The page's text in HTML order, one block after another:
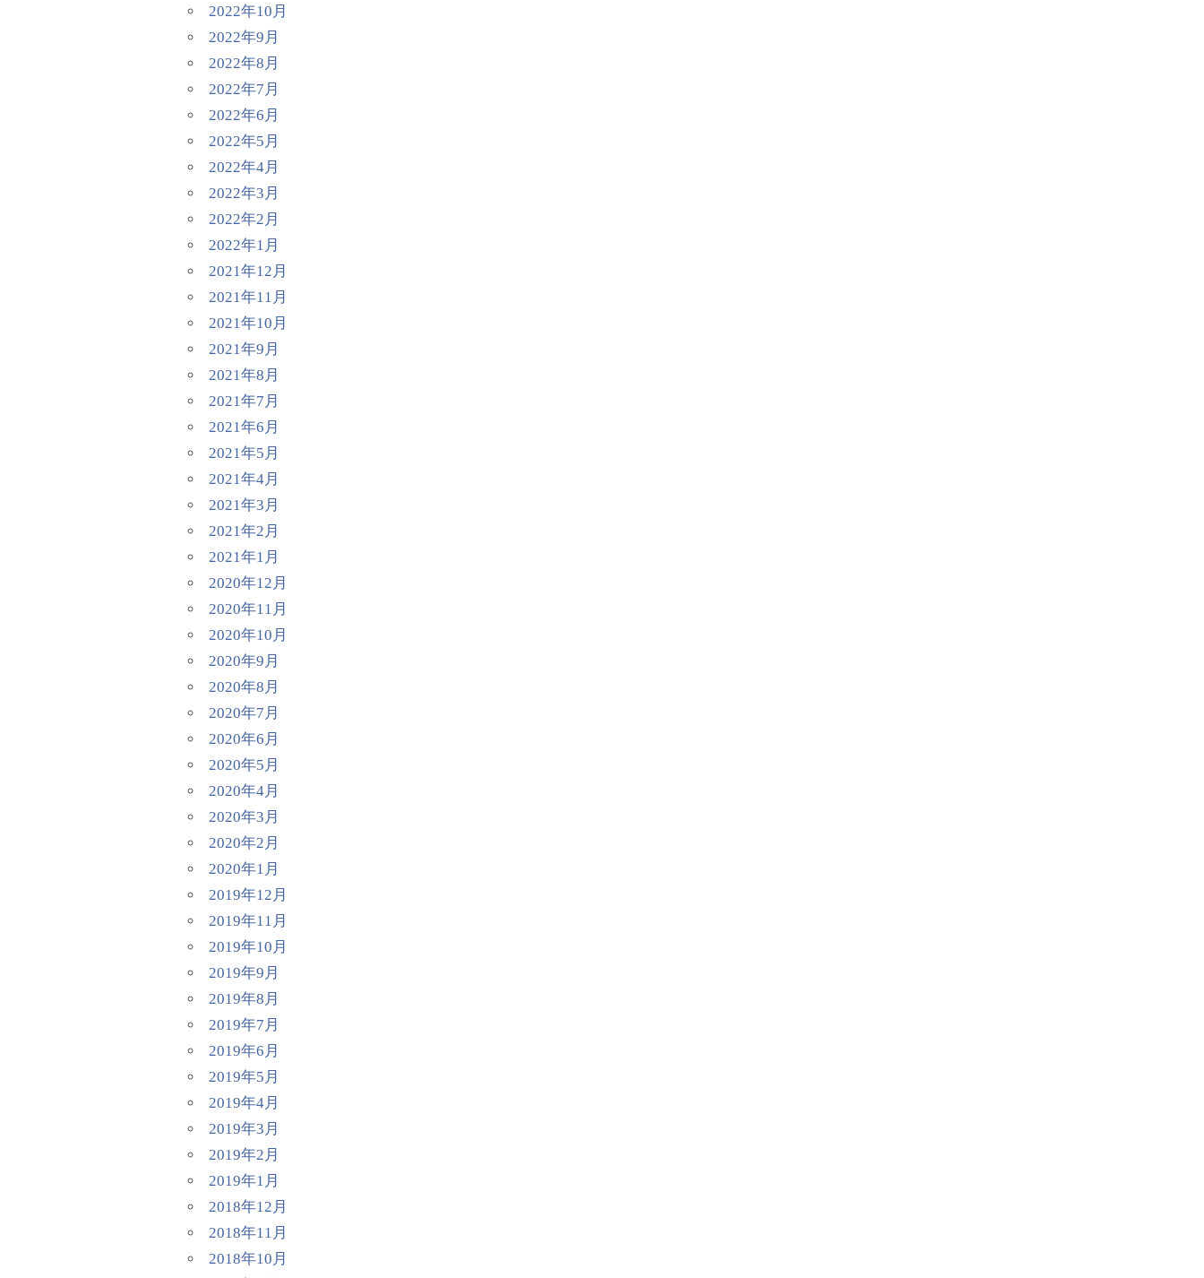
2022年10月
2022年9月
2022年8月
2022年7月
2022年6月
2022年5月
2022年4月
2022年3月
2022年2月
2022年1月
2021年12月
2021年11月
2021年10月
2021年9月
2021年8月
2021年7月
2021年6月
2021年5月
2021年4月
2021年3月
2021年2月
2021年1月
2020年12月
2020年11月
2020年10月
2020年9月
2020年8月
2020年7月
2020年6月
2020年5月
2020年4月
2020年3月
2020年2月
2020年1月
2019年12月
2019年11月
2019年10月
2019年9月
2019年8月
2019年7月
2019年6月
2019年5月
2019年4月
2019年3月
2019年2月
2019年1月
2018年12月
2018年11月
2018年10月